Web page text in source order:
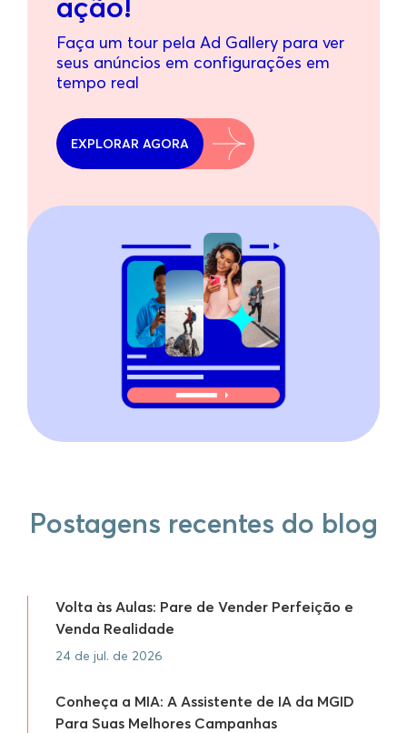
Faça um tour pela Ad Gallery para ver
seus anúncios em configurações em
tempo real
EXPLORAR AGORA
Postagens recentes do blog
Volta às Aulas: Pare de Vender Perfeição e
Venda Realidade
24 de jul. de 2026
Conheça a MIA: A Assistente de IA da MGID
Para Suas Melhores Campanhas